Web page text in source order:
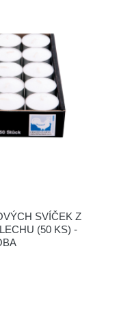
SVÍČEK Z
(50 KS) -